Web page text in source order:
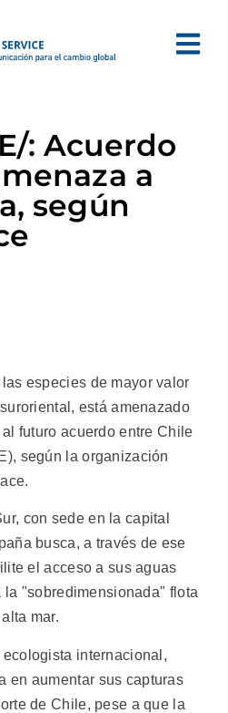
: Acuerdo
a
según
especies de mayor valor
está amenazado
futuro acuerdo entre Chile
según la organización
con sede en la capital
busca, a través de ese
el acceso a sus aguas
"sobredimensionada" flota
mar.
internacional,
en aumentar sus capturas
de Chile, pese a que la